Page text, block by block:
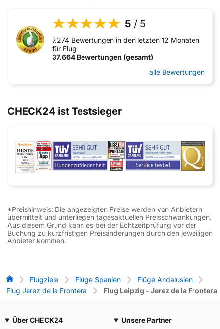
5 / 5
7.274 Bewertungen in den letzten 12 Monaten
für Flug
37.664 Bewertungen (gesamt)
alle Bewertungen
CHECK24 ist Testsieger
*Preishinweis: Die angezeigten Preise werden von Anbietern
übermittelt und unterliegen tagesaktuellen Preisschwankungen.
Aus diesem Grund kann es bei der Echtzeitprüfung vor der
Buchung zu kurzfristigen Preisänderungen durch den jeweiligen
Anbieter kommen.
Flug-Vergleich
Flugziele Flüge Spanien
Flüge Andalusien
Flug Jerez de la Frontera
Flug Leipzig - Jerez de la Frontera
Über CHECK24
Unsere Partner